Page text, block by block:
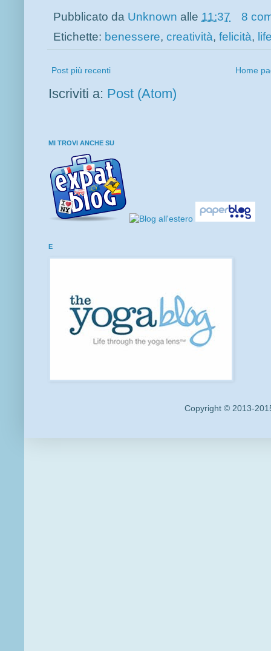
Pubblicato da Unknown alle 11:37
8
Etichette: benessere, creatività, felicità,
Post più recenti Home
Iscriviti a: Post (Atom)
MI TROVI ANCHE SU
E
Copyright © 2013-